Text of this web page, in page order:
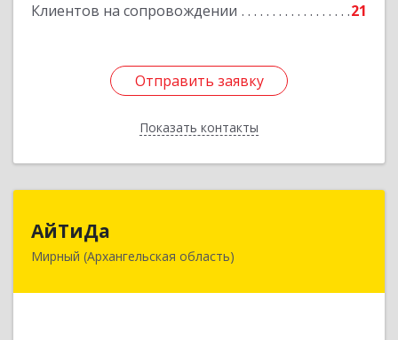
Клиентов на сопровождении 21
Отправить заявку
Показать контакты
Отправить заявку
Назад
АйТиДа
Мирный (Архангельская область)
164170, Архангельская обл, Мирный г,